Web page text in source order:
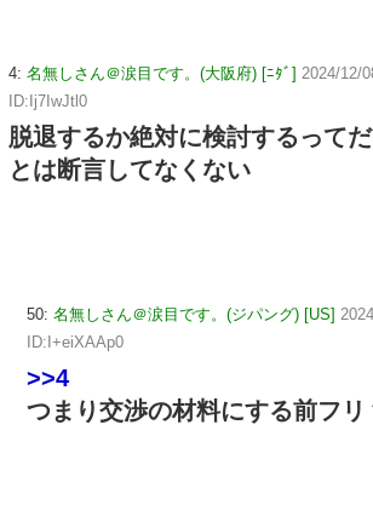
4: 名無しさん＠涙目です。(大阪府) [ﾆﾀﾞ] 2024/12/
ID:Ij7IwJtl0
脱退するか絶対に検討するって
とは断言してなくない
50: 名無しさん＠涙目です。(ジパング) [US]
ID:I+eiXAAp0
>>4
つまり交渉の材料にする前フリ